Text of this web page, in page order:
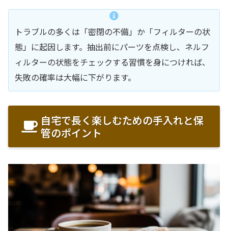
トラブルの多くは「密閉の不備」か「フィルターの状
態」に起因します。抽出前にパーツを点検し、ネルフ
ィルターの状態をチェックする習慣を身につければ、
失敗の確率は大幅に下がります。
自宅で長く楽しむための手入れと保
管のポイント